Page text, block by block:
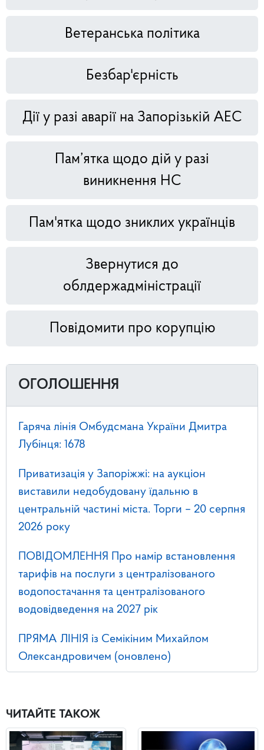
Ветеранська політика
Безбар'єрність
Дії у разі аварії на Запорізькій АЕС
Пам’ятка щодо дій у разі
виникнення НС
Пам'ятка щодо зниклих українців
Звернутися до
облдержадміністрації
Повідомити про корупцію
ОГОЛОШЕННЯ
Гаряча лінія Омбудсмана України Дмитра
Лубінця: 1678
Приватизація у Запоріжжі: на аукціон
виставили недобудовану їдальню в
центральній частині міста. Торги – 20 серпня
2026 року
ПОВІДОМЛЕННЯ Про намір встановлення
тарифів на послуги з централізованого
водопостачання та централізованого
водовідведення на 2027 рік
ПРЯМА ЛІНІЯ із Семікіним Михайлом
Олександровичем (оновлено)
ЧИТАЙТЕ ТАКОЖ